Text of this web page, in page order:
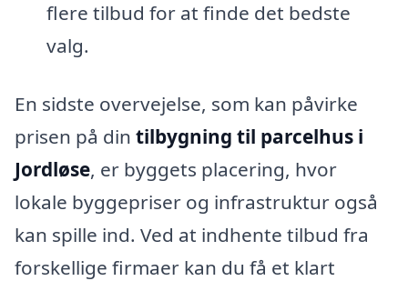
flere tilbud for at finde det bedste
valg.
En sidste overvejelse, som kan påvirke
prisen på din tilbygning til parcelhus i
Jordløse, er byggets placering, hvor
lokale byggepriser og infrastruktur også
kan spille ind. Ved at indhente tilbud fra
forskellige firmaer kan du få et klart